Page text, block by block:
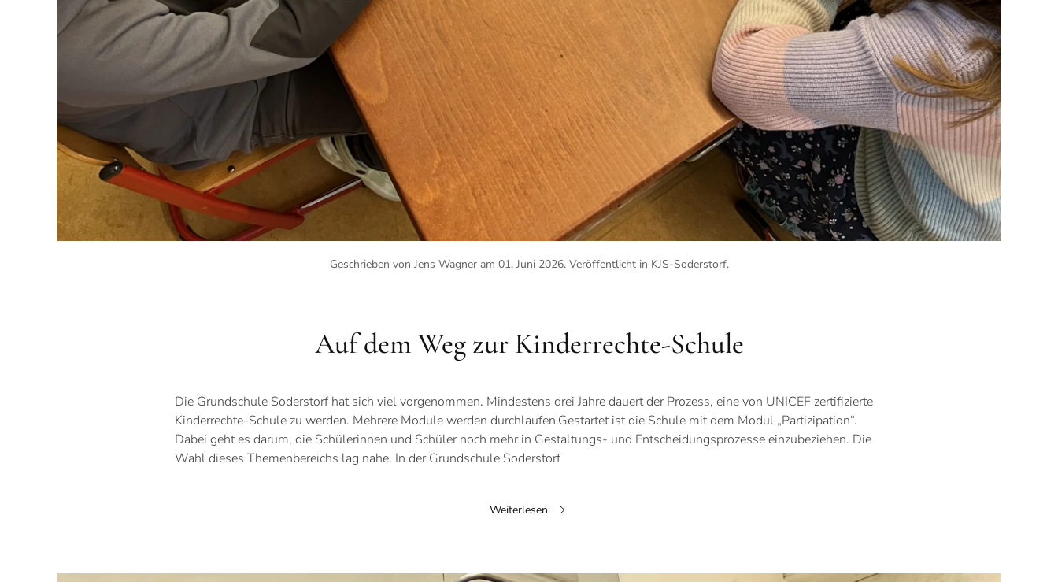
Geschrieben von Jens Wagner am 01. Juni 2026. Veröffentlicht in KJS-Soderstorf.
Auf dem Weg zur Kinderrechte-Schule
Die Grundschule Soderstorf hat sich viel vorgenommen. Mindestens drei Jahre dauert der Prozess, eine von UNICEF zertifizierte
Kinderrechte-Schule zu werden. Mehrere Module werden durchlaufen.Gestartet ist die Schule mit dem Modul „Partizipation“.
Dabei geht es darum, die Schülerinnen und Schüler noch mehr in Gestaltungs- und Entscheidungsprozesse einzubeziehen. Die
Wahl dieses Themenbereichs lag nahe. In der Grundschule Soderstorf
Weiterlesen